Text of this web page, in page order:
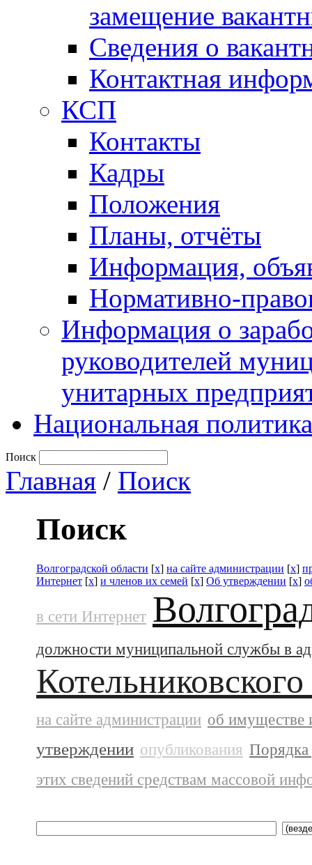
замещение
Сведения о
Контактная
КСП
Контакты
Кадры
Положения
Планы, отчёты
Информация,
Нормативно-
Информация о
руководителей
унитарных
Национальная политика
Поиск
Главная / Поиск
Поиск
Волгоградской области [x] на сайте администрации [x]
Интернет [x] и членов их семей [x] Об утверждении [x]
в сети Интернет
должности муниципальной службы в
на сайте администрации об имуществе
утверждении опубликования Порядка
этих сведений средствам массовой